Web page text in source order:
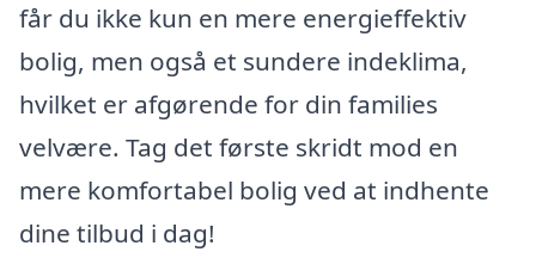
får du ikke kun en mere energieffektiv
bolig, men også et sundere indeklima,
hvilket er afgørende for din families
velvære. Tag det første skridt mod en
mere komfortabel bolig ved at indhente
dine tilbud i dag!